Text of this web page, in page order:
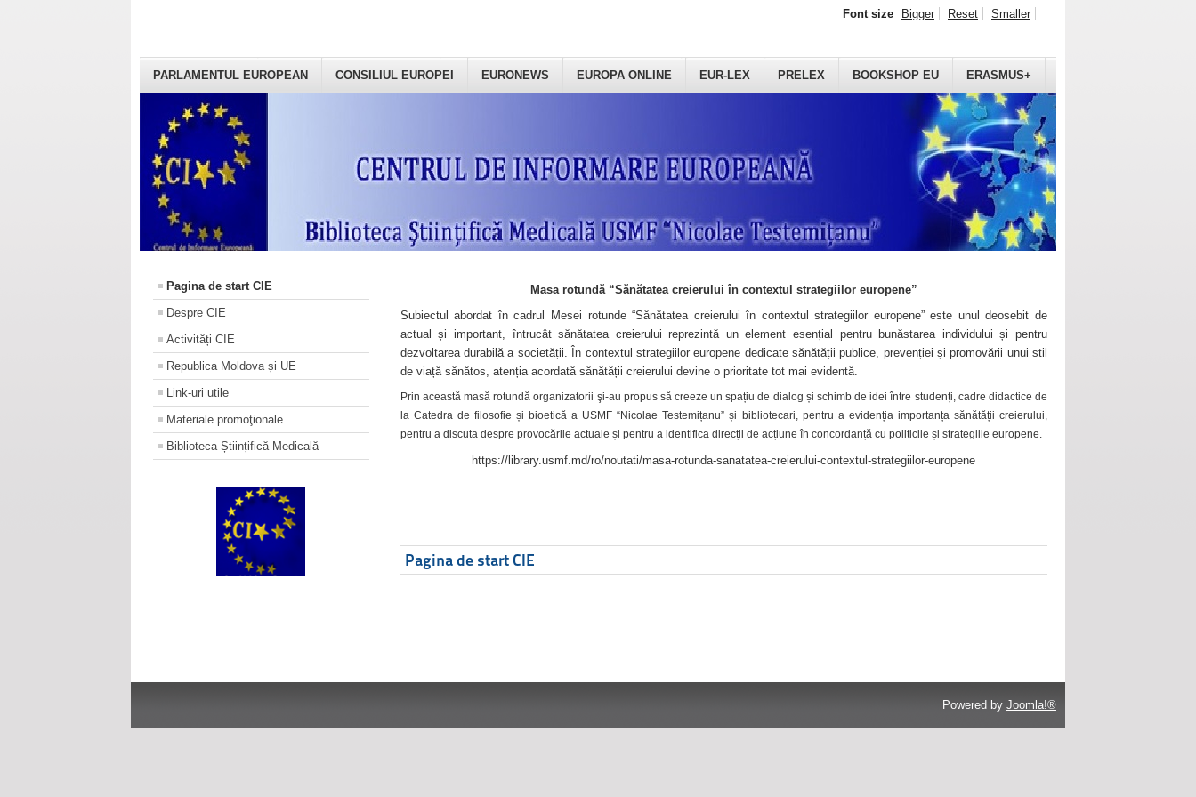
PARLAMENTUL EUROPEAN CONSILIUL EUROPEI EURONEWS EUROPA ONLINE EUR-LEX PRELEX BOOKSHOP EU ERASMUS+
Font size Bigger Reset Smaller
Pagina de start CIE
Despre CIE
Activități CIE
Republica Moldova și UE
Link-uri utile
Materiale promoţionale
Biblioteca Științifică Medicală
Masa rotundă “Sănătatea creierului în contextul strategiilor europene”
Subiectul abordat în cadrul Mesei rotunde “Sănătatea creierului în contextul strategiilor europene” este unul deosebit de
actual și important, întrucât sănătatea creierului reprezintă un element esențial pentru bunăstarea individului și pentru
dezvoltarea durabilă a societății. În contextul strategiilor europene dedicate sănătății publice, prevenției și promovării unui stil
de viață sănătos, atenția acordată sănătății creierului devine o prioritate tot mai evidentă.
Prin această masă rotundă organizatorii şi-au propus să creeze un spațiu de dialog și schimb de idei între studenți, cadre didactice de
la Catedra de filosofie și bioetică a USMF “Nicolae Testemițanu” și bibliotecari, pentru a evidenția importanța sănătății creierului,
pentru a discuta despre provocările actuale și pentru a identifica direcții de acțiune în concordanță cu politicile și strategiile europene.
https://library.usmf.md/ro/noutati/masa-rotunda-sanatatea-creierului-contextul-strategiilor-europene
Pagina de start CIE
Powered by Joomla!®